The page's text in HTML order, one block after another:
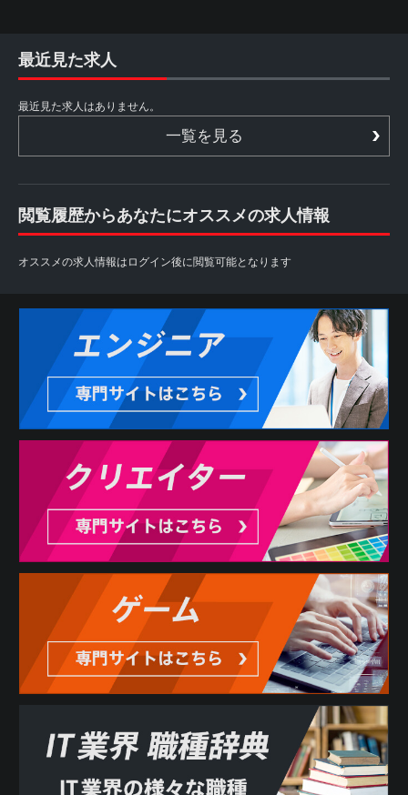
最近見た求人
最近見た求人はありません。
一覧を見る
閲覧履歴からあなたにオススメの求人情報
オススメの求人情報はログイン後に閲覧可能となります